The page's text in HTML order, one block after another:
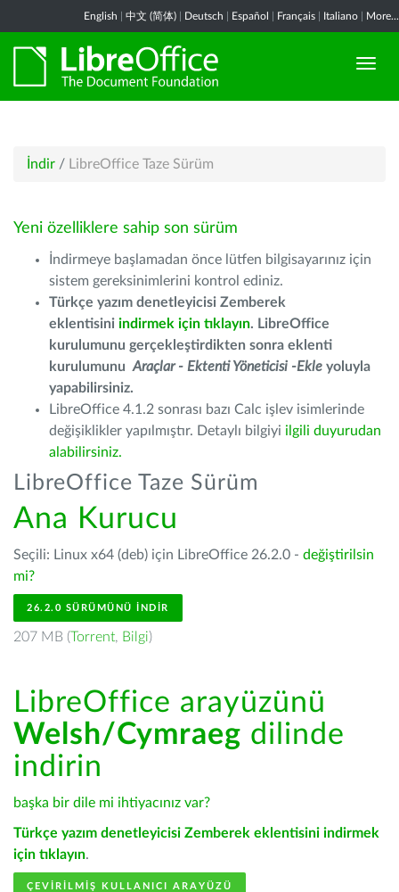
English 中文 (简体) Deutsch Español Français Italiano More...
İndir / LibreOffice Taze Sürüm
Yeni özelliklere sahip son sürüm
İndirmeye başlamadan önce lütfen bilgisayarınız için
sistem gereksinimlerini kontrol ediniz.
Türkçe yazım denetleyicisi Zemberek
eklentisini indirmek için tıklayın. LibreOffice
kurulumunu gerçekleştirdikten sonra eklenti
kurulumunu Araçlar - Ektenti Yöneticisi -Ekle yoluyla
yapabilirsiniz.
LibreOffice 4.1.2 sonrası bazı Calc işlev isimlerinde
değişiklikler yapılmıştır. Detaylı bilgiyi ilgili duyurudan
alabilirsiniz.
LibreOffice Taze Sürüm
Ana Kurucu
Seçili: Linux x64 (deb) için LibreOffice 26.2.0 - değiştirilsin
mi?
26.2.0 SÜRÜMÜNÜ İNDIR
207 MB (Torrent, Bilgi)
LibreOffice arayüzünü
Welsh/Cymraeg dilinde
indirin
başka bir dile mi ihtiyacınız var?
Türkçe yazım denetleyicisi Zemberek eklentisini indirmek
için tıklayın.
ÇEVIRILMIŞ KULLANICI ARAYÜZÜ